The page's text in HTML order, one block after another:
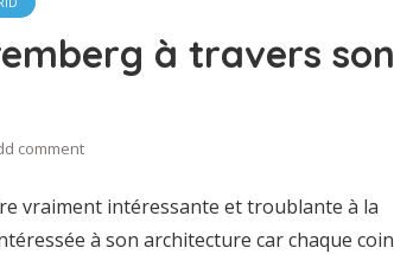
à travers son
comment
vraiment intéressante et troublante à la
à son architecture car chaque coin